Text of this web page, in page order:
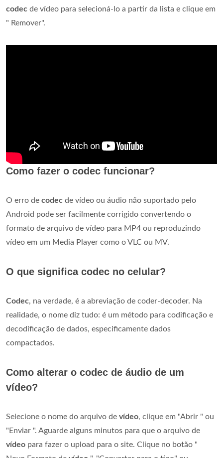
codec de vídeo para selecioná-lo a partir da lista e clique em
" Remover".
Como fazer o codec funcionar?
O erro de codec de vídeo ou áudio não suportado pelo
Android pode ser facilmente corrigido convertendo o
formato de arquivo de vídeo para MP4 ou reproduzindo
vídeo em um Media Player como o VLC ou MV.
O que significa codec no celular?
Codec, na verdade, é a abreviação de coder-decoder. Na
realidade, o nome diz tudo: é um método para codificação e
decodificação de dados, especificamente dados
compactados.
Como alterar o codec de áudio de um
vídeo?
Selecione o nome do arquivo de vídeo, clique em "Abrir " ou
"Enviar ". Aguarde alguns minutos para que o arquivo de
vídeo para fazer o upload para o site. Clique no botão "